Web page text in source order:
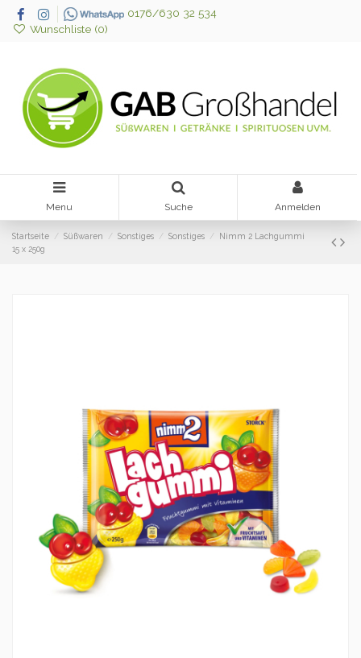
0176/630 32 534
Wunschliste (0)
Menu Suche Anmelden
Startseite Süßwaren Sonstiges Sonstiges
Nimm 2 Lachgummi
15 x 250g